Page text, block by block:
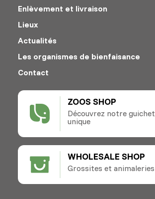
ZOOS SHOP
Découvrez notre guichet
unique
WHOLESALE SHOP
Grossites et animaleries
Enlèvement et livraison
Lieux
Actualités
Les organismes de bienfaisance
Contact